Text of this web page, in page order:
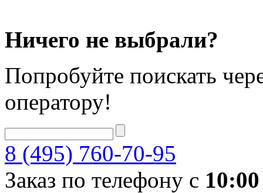
Ничего не выбрали?
Попробуйте поискать
оператору!
8 (495) 760-70-95
Заказ по телефону с 10:00